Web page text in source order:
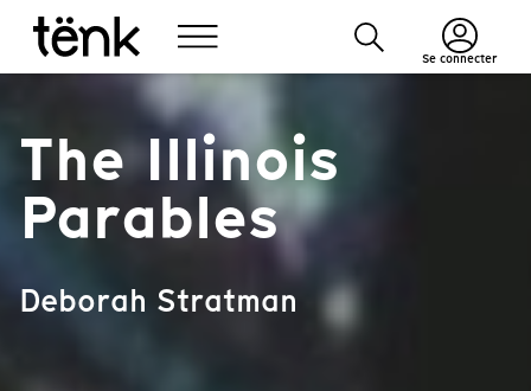
Se connecter
The Illinois
Parables
Deborah Stratman